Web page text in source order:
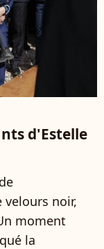
d'Estelle
noir,
moment
la